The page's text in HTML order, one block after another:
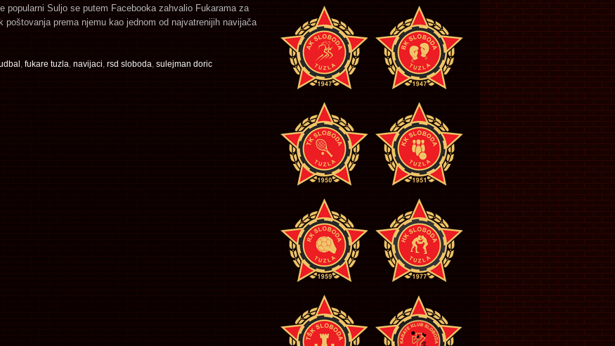
popularni Suljo se putem Facebooka zahvalio Fukarama za
poštovanja prema njemu kao jednom od najvatrenijih navijača
fukare tuzla navijaci rsd sloboda sulejman doric